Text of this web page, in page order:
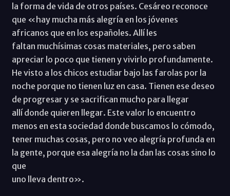
la forma de vida de otros países. Cesáreo reconoce
que «hay mucha más alegría en los jóvenes
africanos que en los españoles. Allí les
faltan muchísimas cosas materiales, pero saben
apreciar lo poco que tienen y vivirlo profundamente.
He visto a los chicos estudiar bajo las farolas por la
noche porque no tienen luz en casa. Tienen ese deseo
de progresar y se sacrifican mucho para llegar
allí donde quieren llegar. Este valor lo encuentro
menos en esta sociedad donde buscamos lo cómodo,
tener muchas cosas, pero no veo alegría profunda en
la gente, porque esa alegría no la dan las cosas sino lo
que
uno lleva dentro».